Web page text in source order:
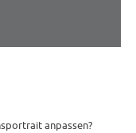
anpassen?